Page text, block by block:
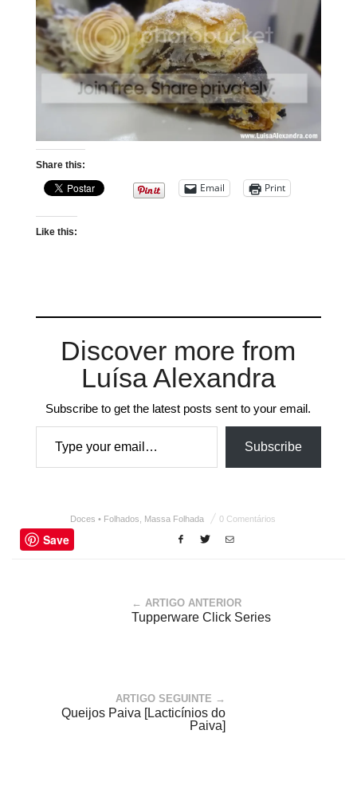
Share this:
Email Print
Like this:
Discover more from
Luísa Alexandra
Subscribe to get the latest posts sent to your email.
Type your email…
Subscribe
Doces • Folhados Massa Folhada 0 Comentários
Save
← ARTIGO ANTERIOR
Tupperware Click Series
ARTIGO SEGUINTE →
Queijos Paiva [Lacticínios do
Paiva]